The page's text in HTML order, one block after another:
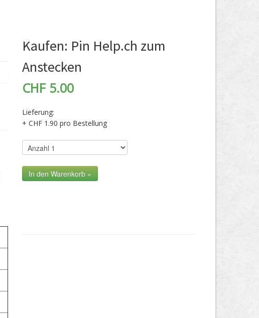
Kaufen: Pin Help.ch zum
Anstecken
CHF 5.00
Lieferung:
+ CHF 1.90 pro Bestellung